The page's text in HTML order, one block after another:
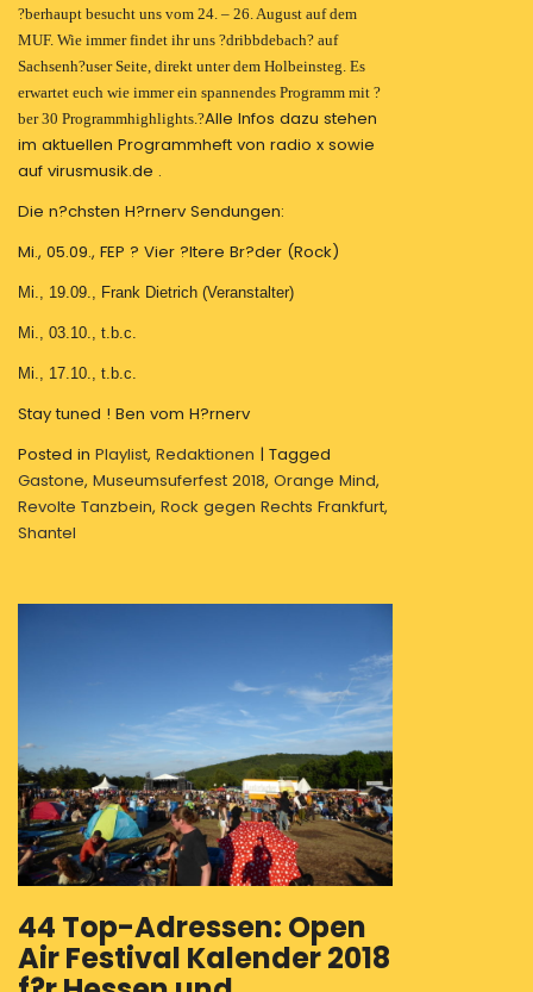
?berhaupt besucht uns vom 24. – 26. August auf dem
MUF. Wie immer findet ihr uns ?dribbdebach? auf
Sachsenh?user Seite, direkt unter dem Holbeinsteg. Es
erwartet euch wie immer ein spannendes Programm mit ?
ber 30 Programmhighlights.?Alle Infos dazu stehen
im aktuellen Programmheft von radio x sowie
auf virusmusik.de .
Die n?chsten H?rnerv Sendungen:
Mi., 05.09., FEP ? Vier ?ltere Br?der (Rock)
Mi., 19.09., Frank Dietrich (Veranstalter)
Mi., 03.10., t.b.c.
Mi., 17.10., t.b.c.
Stay tuned ! Ben vom H?rnerv
Posted in Playlist, Redaktionen | Tagged
Gastone, Museumsuferfest 2018, Orange Mind,
Revolte Tanzbein, Rock gegen Rechts Frankfurt,
Shantel
44 Top-Adressen: Open
Air Festival Kalender 2018